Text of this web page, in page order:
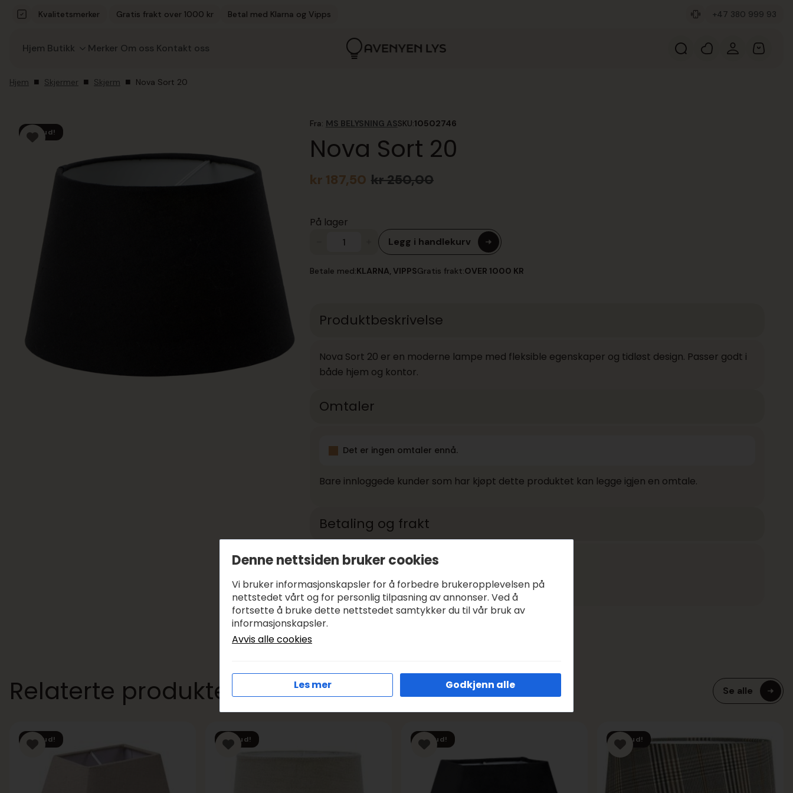
Kvalitetsmerker
Gratis frakt over 1000 kr Betal med Klarna og Vipps +47 380 999 93
Hjem Butikk Merker Om oss Kontakt oss
Hjem Skjermer Skjerm Nova Sort 20
Tilbud!
Fra: MS BELYSNING ASSKU:10502746
Nova Sort 20
kr250,00
Opprinnelig
kr 250,00.
kr 187,50
Nåværende
kr 187,50.
På lager
antall
Legg i handlekurv
Betale med:KLARNA, VIPPSGratis frakt:OVER 1000 KR
Produktbeskrivelse
Nova Sort 20 er en moderne lampe med fleksible egenskaper og tidløst design. Passer godt i
både hjem og kontor.
Omtaler
Det er ingen omtaler ennå.
Bare innloggede kunder som har kjøpt dette produktet kan legge igjen en omtale.
Betaling og frakt
Betale med:KLARNA, VIPPS
Frakt:
GRATIS FRA KR 1000
Relaterte produkter Se alle
Tilbud! Tilbud! Tilbud! Tilbud!
Denne nettsiden bruker cookies
Vi bruker informasjonskapsler for å forbedre brukeropplevelsen på
nettstedet vårt og for personlig tilpasning av annonser. Ved å
fortsette å bruke dette nettstedet samtykker du til vår bruk av
informasjonskapsler.
Avvis alle cookies
Les mer Godkjenn alle